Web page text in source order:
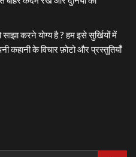
करने योग्य है ? हम इसे सुर्खियों में
कहानी के विचार फ़ोटो और प्रस्तुतियाँ